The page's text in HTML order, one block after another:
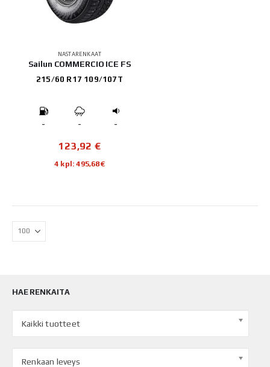
NASTARENKAAT
Sailun COMMERCIO ICE FS
215/60 R17 109/107T
- - -
123,92 €
4 kpl: 495,68€
HAE RENKAITA
Kaikki tuotteet
Renkaan leveys